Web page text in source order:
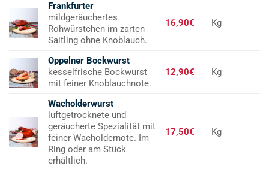
Frankfurter
mildgeräuchertes
Rohwürstchen im zarten
Saitling ohne Knoblauch.
16,90€ Kg
Oppelner Bockwurst
kesselfrische Bockwurst
mit feiner Knoblauchnote.
12,90€ Kg
Wacholderwurst
luftgetrocknete und
geräucherte Spezialität mit
feiner Wacholdernote. Im
Ring oder am Stück
erhältlich.
17,50€ Kg